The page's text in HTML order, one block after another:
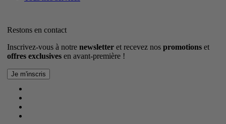
Restons en contact
Inscrivez-vous à notre newsletter et recevez nos promotions et
offres exclusives en avant-première !